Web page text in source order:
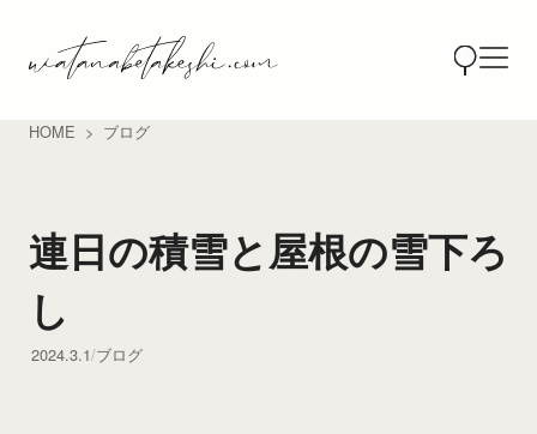
HOME ブログ
連日の積雪と屋根の雪下ろ
し
2024.3.1 ブログ